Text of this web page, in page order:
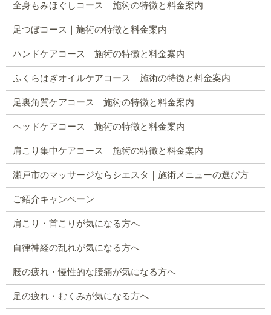
全身もみほぐしコース｜施術の特徴と料金案内
足つぼコース｜施術の特徴と料金案内
ハンドケアコース｜施術の特徴と料金案内
ふくらはぎオイルケアコース｜施術の特徴と料金案内
足裏角質ケアコース｜施術の特徴と料金案内
ヘッドケアコース｜施術の特徴と料金案内
肩こり集中ケアコース｜施術の特徴と料金案内
瀬戸市のマッサージならシエスタ｜施術メニューの選び方
ご紹介キャンペーン
肩こり・首こりが気になる方へ
自律神経の乱れが気になる方へ
腰の疲れ・慢性的な腰痛が気になる方へ
足の疲れ・むくみが気になる方へ